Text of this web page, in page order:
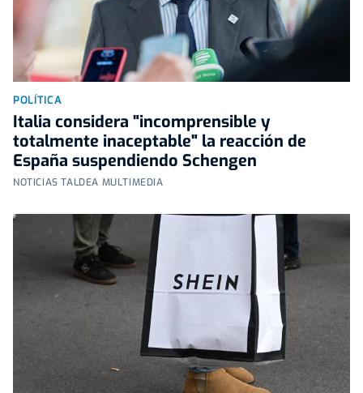
POLÍTICA
Italia considera "incomprensible y
totalmente inaceptable" la reacción de
España suspendiendo Schengen
NOTICIAS TALDEA MULTIMEDIA